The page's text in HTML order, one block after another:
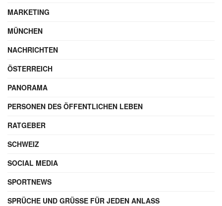
MARKETING
MÜNCHEN
NACHRICHTEN
ÖSTERREICH
PANORAMA
PERSONEN DES ÖFFENTLICHEN LEBEN
RATGEBER
SCHWEIZ
SOCIAL MEDIA
SPORTNEWS
SPRÜCHE UND GRÜSSE FÜR JEDEN ANLASS